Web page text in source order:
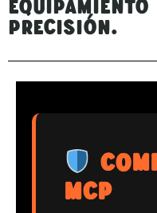
precisión.
MCP